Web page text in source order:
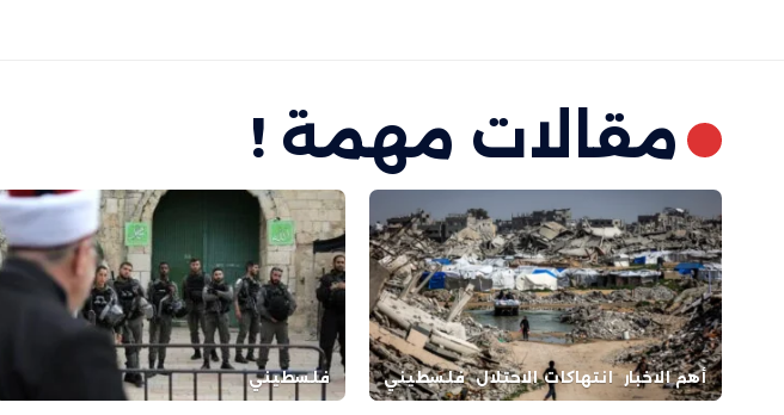
مقالات مهمة !
أهم الاخبار انتهاكات الاحتلال فلسطيني فلسطيني